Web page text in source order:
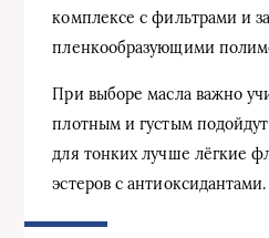
комплексе с фильтрами и
пленкообразующими
При выборе масла важно
плотным и густым
для тонких лучше лёгкие
эстеров с антиоксидантами.